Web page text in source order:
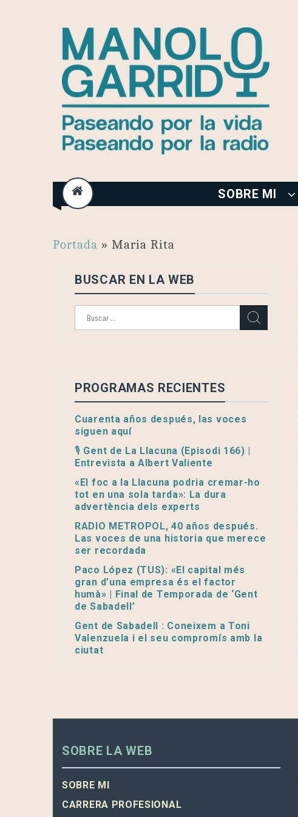
content
SOBRE MI
Portada » Maria Rita
BUSCAR EN LA WEB
PROGRAMAS RECIENTES
Cuarenta años después, las voces
siguen aquí
🎙️ Gent de La Llacuna (Episodi 166) |
Entrevista a Albert Valiente
«El foc a la Llacuna podria cremar-ho
tot en una sola tarda»: La dura
advertència dels experts
RADIO METROPOL, 40 años después.
Las voces de una historia que merece
ser recordada
Paco López (TUS): «El capital més
gran d’una empresa és el factor
humà» | Final de Temporada de ‘Gent
de Sabadell’
Gent de Sabadell : Coneixem a Toni
Valenzuela i el seu compromís amb la
ciutat
SOBRE LA WEB
SOBRE MI
CARRERA PROFESIONAL